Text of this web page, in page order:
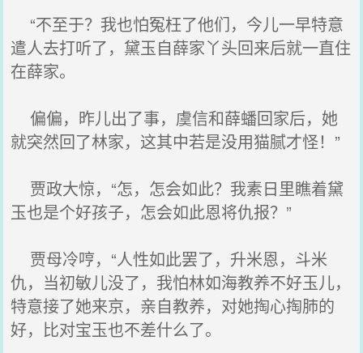
“不至于？我也怕冤枉了他们，今儿一早特意
遣人去打听了，黛玉自薛家丫头回来后就一直住
在薛家。
偏偏，昨儿出了事，虞信和薛蟠回家后，她
就突然回了林家，这其中若是没用猫腻才怪！”
贾政大惊，“怎，怎会如此？我素日里瞧着黛
玉也是个好孩子，怎会如此恩将仇报？”
贾母冷哼，“人性如此罢了，升米恩，斗米
仇，当初敏儿没了，我怕林如海教养不好玉儿，
特意接了她来京，亲自教养，对她掏心掏肺的
好，比对宝玉也不差什么了。